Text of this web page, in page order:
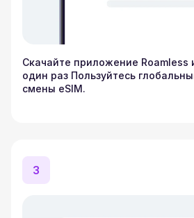
Скачайте приложение Roamless
один раз Пользуйтесь
смены eSIM.
3